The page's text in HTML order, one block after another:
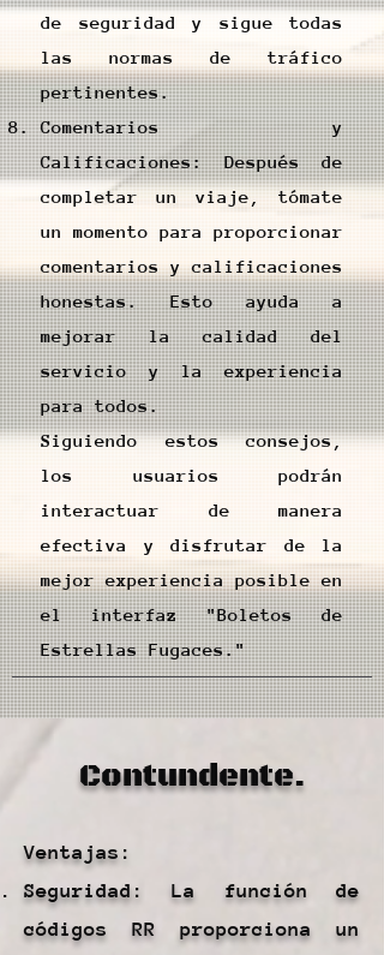
de seguridad y sigue todas
las normas de tráfico
pertinentes.
Comentarios y
Calificaciones: Después de
completar un viaje, tómate
un momento para proporcionar
comentarios y calificaciones
honestas. Esto ayuda a
mejorar la calidad del
servicio y la experiencia
para todos.
Siguiendo estos consejos,
los usuarios podrán
interactuar de manera
efectiva y disfrutar de la
mejor experiencia posible en
el interfaz "Boletos de
Estrellas Fugaces."
Contundente.
Ventajas:
Seguridad: La función de
códigos RR proporciona un